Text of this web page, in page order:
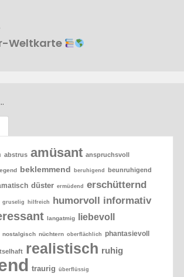
Weltkarte
abstrus amüsant anspruchsvoll
beklemmend beruhigend beunruhigend
düster ermüdend erschütternd
gruselig hilfreich humorvoll informativ
langatmig liebevoll
nostalgisch nüchtern oberflächlich phantasievoll
realistisch ruhig
traurig überflüssig